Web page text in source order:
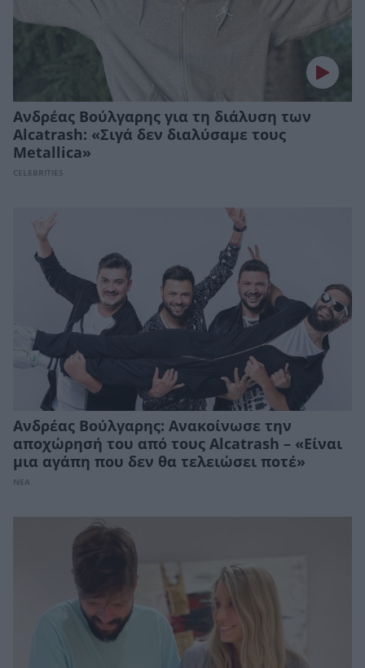
Ανδρέας Βούλγαρης για τη διάλυση των
Alcatrash: «Σιγά δεν διαλύσαμε τους
Metallica»
CELEBRITIES
Ανδρέας Βούλγαρης: Ανακοίνωσε την
αποχώρησή του από τους Alcatrash – «Είναι
μια αγάπη που δεν θα τελειώσει ποτέ»
ΝΕΑ